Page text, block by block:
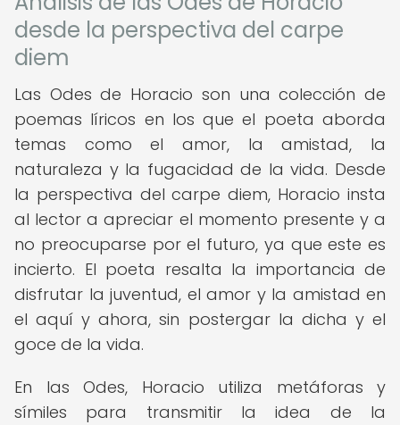
desde la perspectiva del carpe
diem
Las Odes de Horacio son una colección de
poemas líricos en los que el poeta aborda
temas como el amor, la amistad, la
naturaleza y la fugacidad de la vida. Desde
la perspectiva del carpe diem, Horacio insta
al lector a apreciar el momento presente y a
no preocuparse por el futuro, ya que este es
incierto. El poeta resalta la importancia de
disfrutar la juventud, el amor y la amistad en
el aquí y ahora, sin postergar la dicha y el
goce de la vida.
En las Odes, Horacio utiliza metáforas y
símiles para transmitir la idea de la